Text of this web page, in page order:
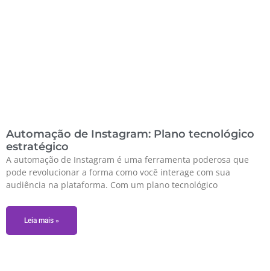
Automação de Instagram: Plano tecnológico
estratégico
A automação de Instagram é uma ferramenta poderosa que
pode revolucionar a forma como você interage com sua
audiência na plataforma. Com um plano tecnológico
Leia mais »